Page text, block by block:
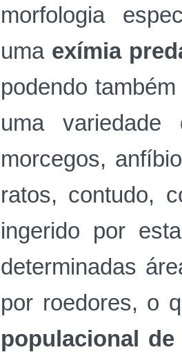
morfologia
uma exímia
podendo
uma variedade
morcegos,
ratos, contudo,
ingerido por
determinadas
por roedores, o
populacional